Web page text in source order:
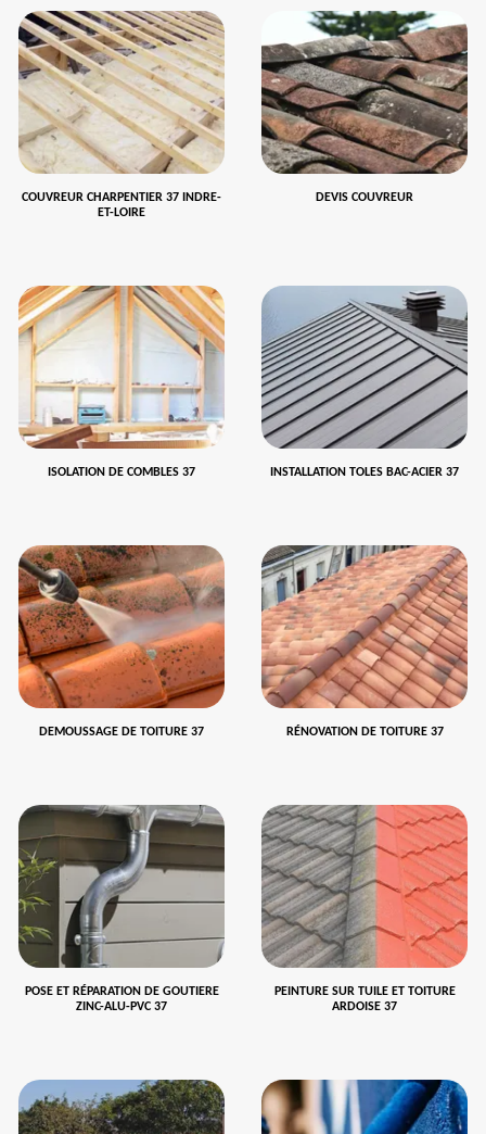
COUVREUR CHARPENTIER 37 INDRE-
ET-LOIRE
DEVIS COUVREUR
ISOLATION DE COMBLES 37 INSTALLATION TOLES BAC-ACIER 37
DEMOUSSAGE DE TOITURE 37 RÉNOVATION DE TOITURE 37
POSE ET RÉPARATION DE GOUTIERE
ZINC-ALU-PVC 37
PEINTURE SUR TUILE ET TOITURE
ARDOISE 37